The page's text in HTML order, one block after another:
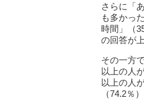
さらに「
も多かっ
時間」（
の回答が
その一方
以上の人
以上の人
（74.2％